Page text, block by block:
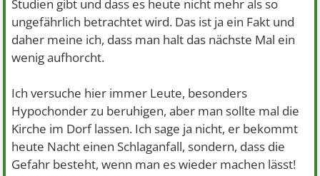
manchmal verstehe ich die menschen nicht
Studien gibt und dass es heute nicht mehr als so
ungefährlich betrachtet wird. Das ist ja ein Fakt und
daher meine ich, dass man halt das nächste Mal ein
wenig aufhorcht.
Ich versuche hier immer Leute, besonders
Hypochonder zu beruhigen, aber man sollte mal die
Kirche im Dorf lassen. Ich sage ja nicht, er bekommt
heute Nacht einen Schlaganfall, sondern, dass die
Gefahr besteht, wenn man es wieder machen lässt!